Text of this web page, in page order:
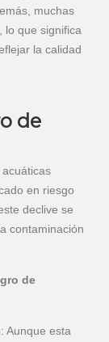
muchas
, lo que significa
la calidad
de
en riesgo
declive se
contaminación
de
: Aunque esta